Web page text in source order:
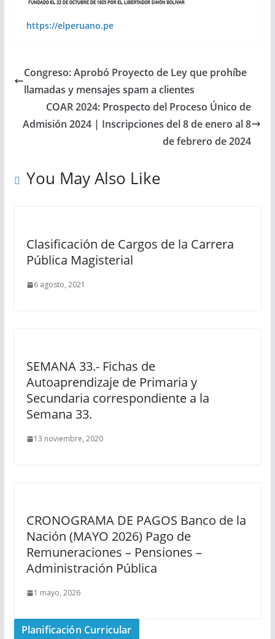
https://elperuano.pe
Congreso: Aprobó Proyecto de Ley que prohíbe
llamadas y mensajes spam a clientes
COAR 2024: Prospecto del Proceso Único de
Admisión 2024 | Inscripciones del 8 de enero al 8
de febrero de 2024
You May Also Like
Clasificación de Cargos de la Carrera
Pública Magisterial
6 agosto, 2021
SEMANA 33.- Fichas de
Autoaprendizaje de Primaria y
Secundaria correspondiente a la
Semana 33.
13 noviembre, 2020
CRONOGRAMA DE PAGOS Banco de la
Nación (MAYO 2026) Pago de
Remuneraciones – Pensiones –
Administración Pública
1 mayo, 2026
Planificación Curricular